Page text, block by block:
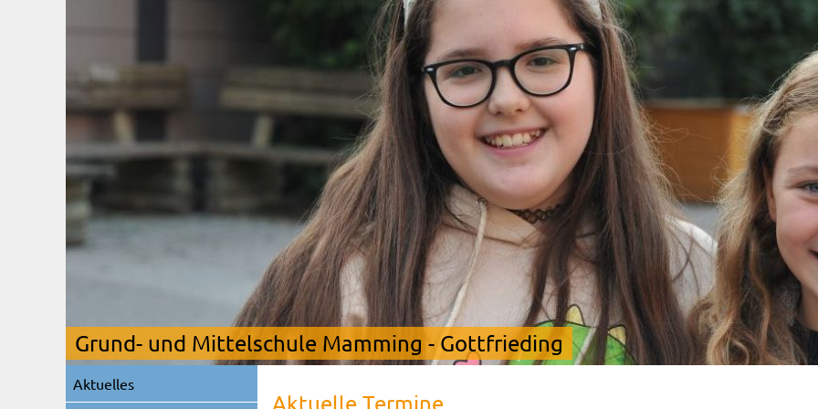
Grund- und Mittelschule Mamming - Gottfrieding
Aktuelle Termine
Navigation
überspringen
Aktuelles